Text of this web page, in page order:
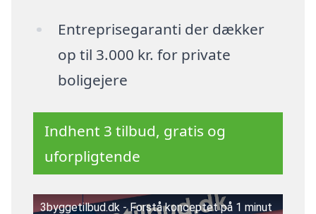
Entreprisegaranti der dækker
op til 3.000 kr. for private
boligejere
Indhent 3 tilbud, gratis og
uforpligtende
3byggetilbud.dk - Forstå konceptet på 1 minut